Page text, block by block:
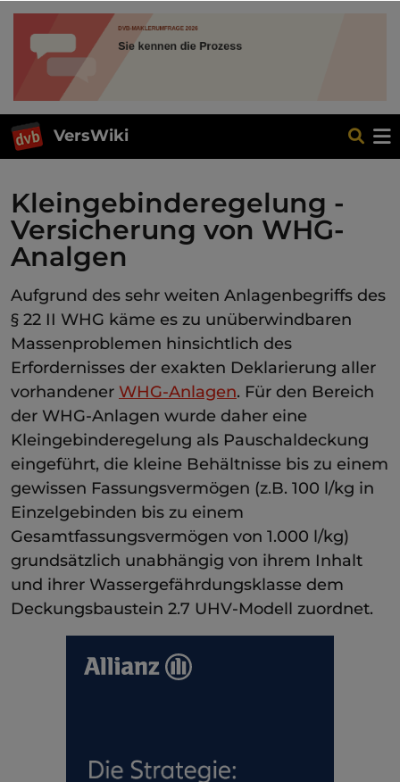
VersWiki
Kleingebinderegelung -
Versicherung von WHG-
Analgen
Aufgrund des sehr weiten Anlagenbegriffs des
§ 22 II WHG käme es zu unüberwindbaren
Massenproblemen hinsichtlich des
Erfordernisses der exakten Deklarierung aller
vorhandener WHG-Anlagen. Für den Bereich
der WHG-Anlagen wurde daher eine
Kleingebinderegelung als Pauschaldeckung
eingeführt, die kleine Behältnisse bis zu einem
gewissen Fassungsvermögen (z.B. 100 l/kg in
Einzelgebinden bis zu einem
Gesamtfassungsvermögen von 1.000 l/kg)
grundsätzlich unabhängig von ihrem Inhalt
und ihrer Wassergefährdungsklasse dem
Deckungsbaustein 2.7 UHV-Modell zuordnet.